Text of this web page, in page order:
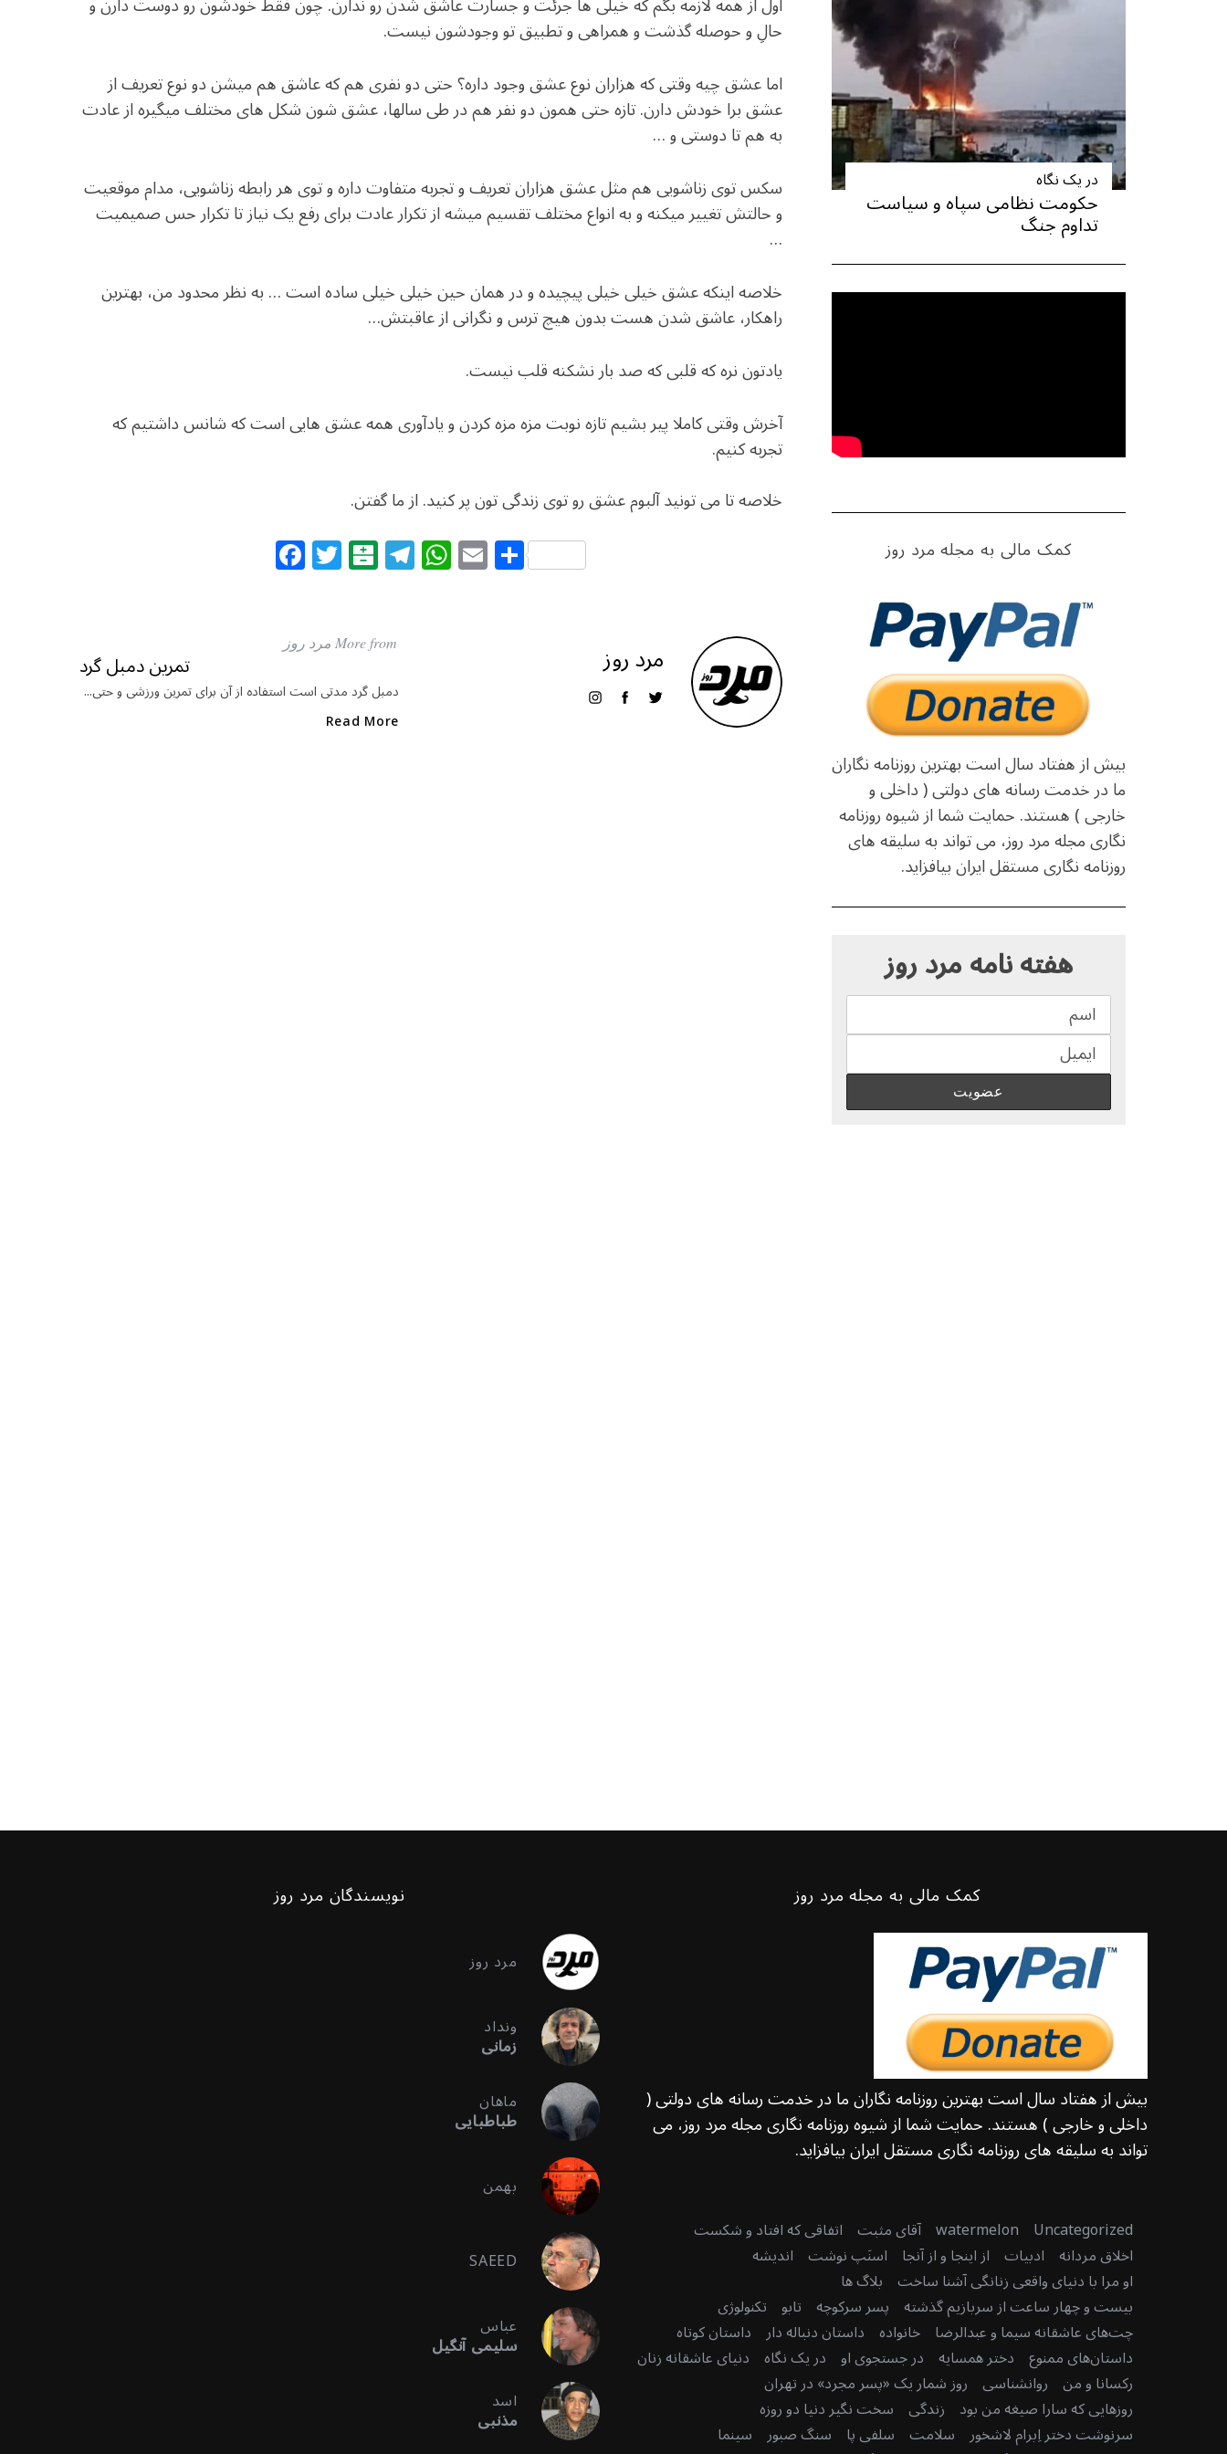
حالِ و حوصله گذشت و همراهی و تطبیق تو وجودشون نیست.
اما عشق چیه وقتی که هزاران نوع عشق وجود داره؟ حتی دو نفری هم که عاشق هم میشن دو نوع تعریف از
عشق برا خودش دارن. تازه حتی همون دو نفر هم در طی سالها، عشق شون شکل های مختلف میگیره از عادت
به هم تا دوستی و …
سکس توی زناشویی هم مثل عشق هزاران تعریف و تجربه متفاوت داره و توی هر رابطه زناشویی، مدام موقعیت
و حالتش تغییر میکنه و به انواع مختلف تقسیم میشه از تکرار عادت برای رفع یک نیاز تا تکرار حس صمیمیت
…
خلاصه اینکه عشق خیلی خیلی پیچیده و در همان حین خیلی خیلی ساده است … به نظر محدود من، بهترین
راهکار، عاشق شدن هست بدون هیچ ترس و نگرانی از عاقبتش…
یادتون نره که قلبی که صد بار نشکنه قلب نیست.
آخرش وقتی کاملا پیر بشیم تازه نوبت مزه مزه کردن و یادآوری همه عشق هایی است که شانس داشتیم که
تجربه کنیم.
خلاصه تا می تونید آلبوم عشق رو توی زندگی تون پر کنید. از ما گفتن.
F
a
e
b
oo
T
w
e
r
B
al
ar
in
T
el W
h E
m S
h
مرد روز More from مرد روز
تمرین دمبل گرد
دمبل گرد مدتی است استفاده از آن برای تمرین ورزشی و حتی...
Read More
در یک نگاه
حکومت نظامی سپاه و سیاست
تداوم جنگ
کمک مالی به مجله مرد روز
بیش از هفتاد سال است بهترین روزنامه نگاران
ما در خدمت رسانه های دولتی ( داخلی و
خارجی ) هستند. حمایت شما از شیوه روزنامه
نگاری مجله مرد روز، می تواند به سلیقه های
روزنامه نگاری مستقل ایران بیافزاید.
هفته نامه مرد روز
کمک مالی به مجله مرد روز
بیش از هفتاد سال است بهترین روزنامه نگاران ما در خدمت رسانه های دولتی (
داخلی و خارجی ) هستند. حمایت شما از شیوه روزنامه نگاری مجله مرد روز، می
تواند به سلیقه های روزنامه نگاری مستقل ایران بیافزاید.
Uncategorized
watermelon آقای مثبت اتفاقی که افتاد و شکست
اخلاق مردانه ادبیات از اینجا و از آنجا اسنَپ نوشت اندیشه
او مرا با دنیای واقعی زنانگی آشنا ساخت بلاگ ها
بیست و چهار ساعت از سربازیم گذشته پسر سرکوچه تابو تکنولوژی
چت‌های عاشقانه سیما و عبدالرضا خانواده داستان دنباله دار داستان کوتاه
داستان‌های ممنوع دختر همسایه در جستجوی او در یک نگاه دنیای عاشقانه زنان
رکسانا و من روانشناسی روز شمار یک «پسر مجرد» در تهران
روزهایی که سارا صیغه من بود زندگی سخت نگیر دنیا دو روزه
سرنوشت دختر اِبرام لاشخور سلامت سلفی پا سنگ صبور سینما
نویسندگان مرد روز
مرد روز
ونداد
زمانی
ماهان
طباطبایی
بهمن
SAEED
عباس
سلیمی آنگیل
اسد
مذنبی
S
r
c
f
r